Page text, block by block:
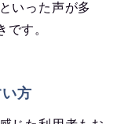
いった声が多
です。
方